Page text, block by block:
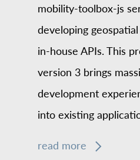
mobility-toolbox-js
developing
in-house APIs. This
version 3 brings
development
into existing
read more